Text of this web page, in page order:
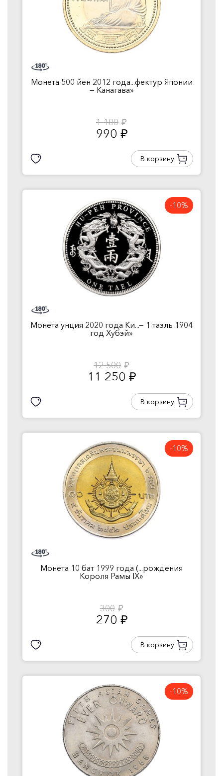
Монета 500 йен 2012 года...фектур Японии
— Канагава»
1 100 руб.
990 руб.
В корзину
-10%
Монета унция 2020 года Ки...— 1 таэль 1904
год Хубэй»
12 500 руб.
11 250 руб.
В корзину
-10%
Монета 10 бат 1999 года (...рождения
Короля Рамы IX»
300 руб.
270 руб.
В корзину
-10%